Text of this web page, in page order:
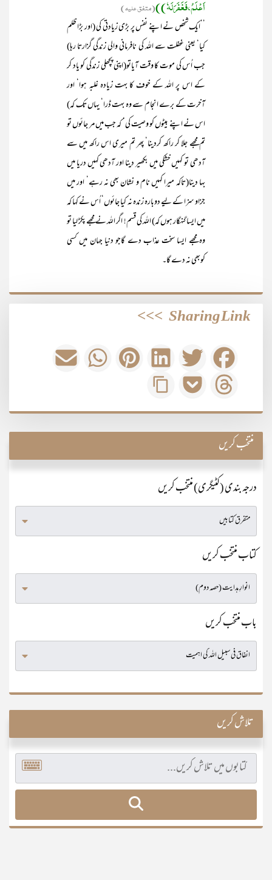
اَعْلَمُ، فَغَفَرَلَہٗ))(متفق علیہ)
’’ایک شخص نے اپنے نفس پر بڑی زیادتی کی (اور بڑا ظلم
کیا‘ یعنی غفلت سے اللہ کی نافرمانی والی زندگی گزارتا رہا)
جب اُس کی موت کا وقت آیاتو(اپنی پچھلی زندگی کو یاد کر
کے اس پر اللہ کے خوف کا بہت زیادہ غلبہ ہوا‘ اور
آخرت کے برے انجام سے وہ بہت ڈرا‘ یہاں تک کہ)
اس نے اپنے بیٹوں کو وصیت کی‘ کہ جب میں مر جائوں تو
تم مجھے جلا کر راکھ کردینا‘ پھر تم میری اس راکھ میں سے
آدھی تو کہیں خشکی میں بکھیر دینا اور آدھی کہیں دریا میں
بہا دینا(تاکہ میرا کہیں نام و نشان بھی نہ رہے‘ اور میں
جزاو سزا کے لیے دوبارہ زندہ نہ کیا جائوں‘ اُس نے کہا کہ
میں ایسا گنہگار ہوں کہ) اللہ کی قسم! اگر اللہ نے مجھے پکڑ لیا تو
وہ مجھے ایسا سخت عذاب دے گاجو دنیا جہان میں کسی
کوبھی نہ دے گا۔
Sharing Link
>>>
منتخب کریں
درجہ بندی (کٹیگری) منتخب کریں
کتاب منتخب کریں
باب منتخب کریں
تلاش کریں